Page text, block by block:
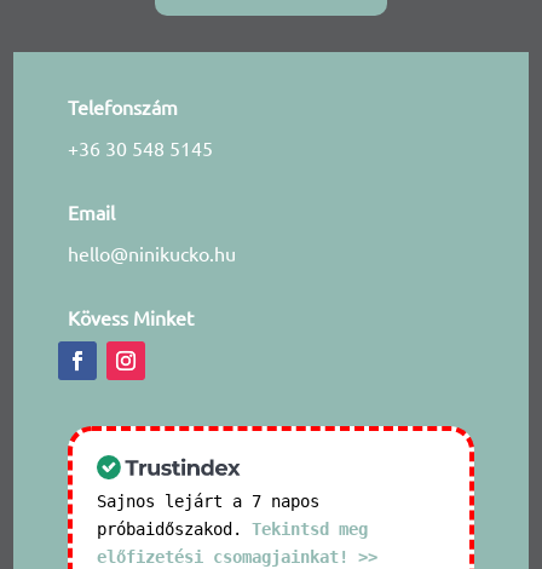
Telefonszám
+36 30 548 5145
Email
hello@ninikucko.hu
Kövess Minket
Sajnos lejárt a 7 napos
próbaidőszakod. Tekintsd meg
előfizetési csomagjainkat! >>